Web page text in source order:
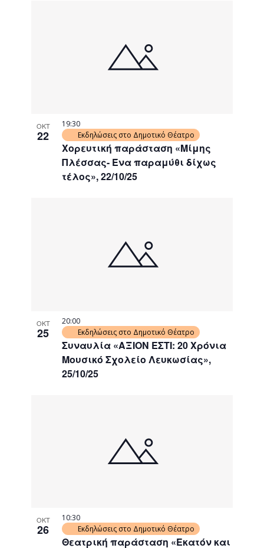
ΟΚΤ
22
Χορευτική παράσταση «Μίμης
Πλέσσας- Ένα παραμύθι δίχως
τέλος», 22/10/25
19:30
Εκδηλώσεις στο Δημοτικό Θέατρο
ΟΚΤ
25
Συναυλία «ΑΞΙΟΝ ΕΣΤΙ: 20 Χρόνια
Μουσικό Σχολείο Λευκωσίας»,
25/10/25
20:00
Εκδηλώσεις στο Δημοτικό Θέατρο
ΟΚΤ
26
Θεατρική παράσταση «Εκατόν και
10:30
Εκδηλώσεις στο Δημοτικό Θέατρο